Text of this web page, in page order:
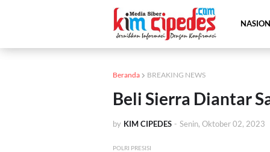
Beranda BREAKING NEWS
Beli Sierra Diantar
by KIM CIPEDES - Senin, Oktober 02, 2023
POLRI PRESISI